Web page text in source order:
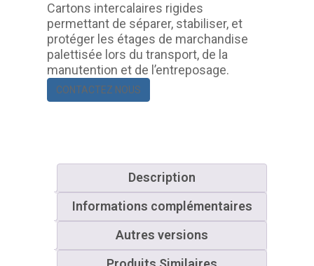
Cartons intercalaires rigides
permettant de séparer, stabiliser, et
protéger les étages de marchandise
palettisée lors du transport, de la
manutention et de l’entreposage.
CONTACTEZ NOUS
Description
Informations complémentaires
Autres versions